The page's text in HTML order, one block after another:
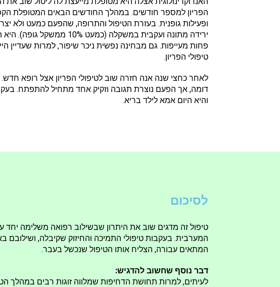
הפריון למספר חודשים. במהלך החודשים הבאים המטופלת
ופעילות גופנית. בעזרת הטיפול והתרופה, שהפעם כמעט ולא
ירידה מתונה ועקבית במשקלה
פחות מעייפות. גם מבחינה נפשית ניכר שיפור, למרות שעדיין
טיפולי הפריון.
לאחר כחצי שנה אנה חזרה שוב לטיפולי הפריון אצל רופא חדש.
דומה, אך הפעם נוצרת תגובה וזקיק אחד מתחיל להתפתח.
והיא היום אמא לילד בריא.
לסיכום
טיפול זה מדגים שוב את היתרון שבשילוב רפואה משלימה יחד
המערבית. בעקבות טיפולי התמיכה והחיזוק שקיבלה, ושילובם
המתאים עבורה, הצליח אותו הטיפול שנכשל בעבר.
דבר נוסף שחשוב להדגיש:
לעיתים, למרות תחושת הדחיפות שמלווה זוגות רבים במהלך